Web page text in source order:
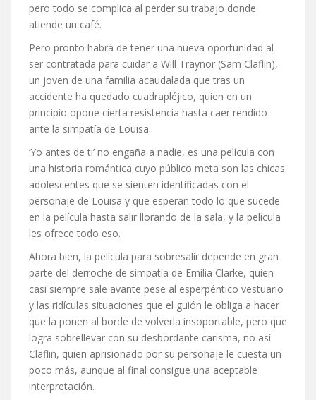
pero todo se complica al perder su trabajo donde
atiende un café.
Pero pronto habrá de tener una nueva oportunidad al
ser contratada para cuidar a Will Traynor (Sam Claflin),
un joven de una familia acaudalada que tras un
accidente ha quedado cuadrapléjico, quien en un
principio opone cierta resistencia hasta caer rendido
ante la simpatía de Louisa.
‘Yo antes de ti’ no engaña a nadie, es una película con
una historia romántica cuyo público meta son las chicas
adolescentes que se sienten identificadas con el
personaje de Louisa y que esperan todo lo que sucede
en la película hasta salir llorando de la sala, y la película
les ofrece todo eso.
Ahora bien, la película para sobresalir depende en gran
parte del derroche de simpatía de Emilia Clarke, quien
casi siempre sale avante pese al esperpéntico vestuario
y las ridículas situaciones que el guión le obliga a hacer
que la ponen al borde de volverla insoportable, pero que
logra sobrellevar con su desbordante carisma, no así
Claflin, quien aprisionado por su personaje le cuesta un
poco más, aunque al final consigue una aceptable
interpretación.